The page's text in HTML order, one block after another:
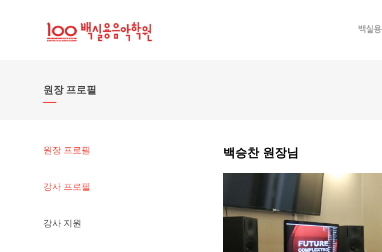
원장 프로필
원장 프로필
강사 프로필
강사 지원
백승찬 원장님